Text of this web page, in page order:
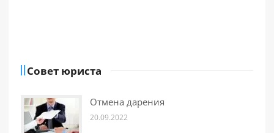
Совет юриста
Отмена дарения
20.09.2022